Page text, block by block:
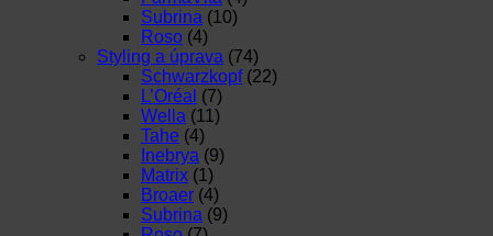
Subrina (10)
Roso (4)
Styling a úprava (74)
Schwarzkopf (22)
L’Oréal (7)
Wella (11)
Tahe (4)
Inebrya (9)
Matrix (1)
Broaer (4)
Subrina (9)